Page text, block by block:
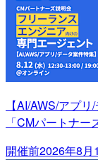
【AI/AWS/アプ
「CMパートナ
開催前2026年8月